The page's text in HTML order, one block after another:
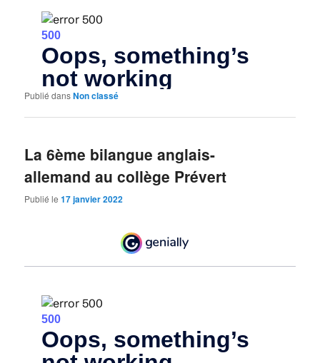
Publié dansNon classé
La 6ème bilangue anglais-
allemand au collège Prévert
Publié le17 janvier 2022